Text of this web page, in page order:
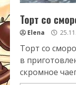
Торт со
Elena
Торт со
в
скромное